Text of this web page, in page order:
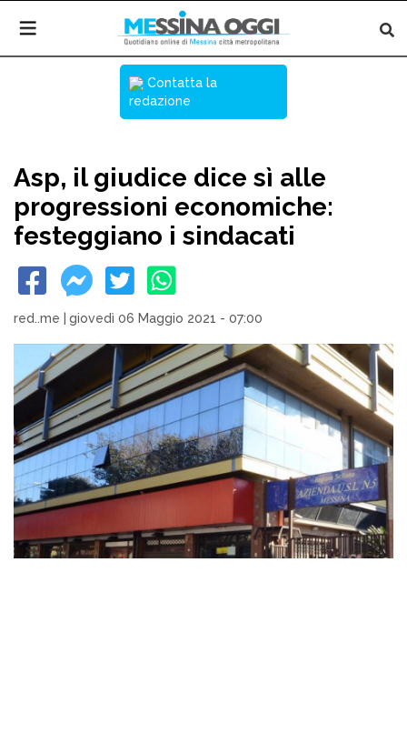
Contatta la
redazione
Asp, il giudice dice sì alle
progressioni economiche:
festeggiano i sindacati
red..me giovedì 06 Maggio 2021 - 07:00